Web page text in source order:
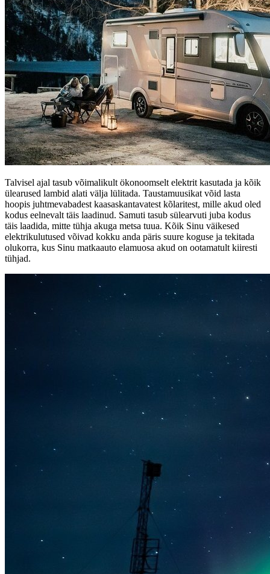
Talvisel ajal tasub võimalikult ökonoomselt elektrit kasutada ja kõik
ülearused lambid alati välja lülitada. Taustamuusikat võid lasta
hoopis juhtmevabadest kaasaskantavatest kõlaritest, mille akud oled
kodus eelnevalt täis laadinud. Samuti tasub sülearvuti juba kodus
täis laadida, mitte tühja akuga metsa tuua. Kõik Sinu väikesed
elektrikulutused võivad kokku anda päris suure koguse ja tekitada
olukorra, kus Sinu matkaauto elamuosa akud on ootamatult kiiresti
tühjad.